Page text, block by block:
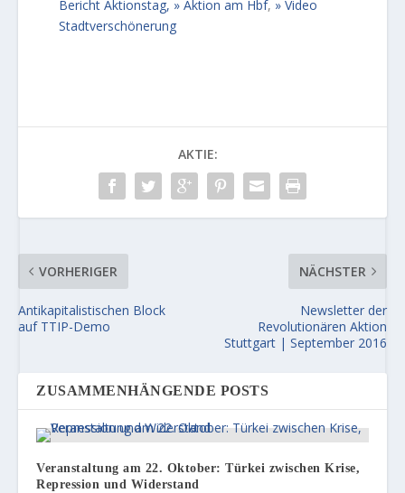
Bericht Aktionstag,
Aktion am Hbf,
Video
Stadtverschönerung
AKTIE:
VORHERIGER
Antikapitalistischen Block
auf TTIP-Demo
NÄCHSTER
Newsletter der
Revolutionären Aktion
Stuttgart | September 2016
ZUSAMMENHÄNGENDE POSTS
Veranstaltung am 22. Oktober: Türkei zwischen Krise,
Repression und Widerstand